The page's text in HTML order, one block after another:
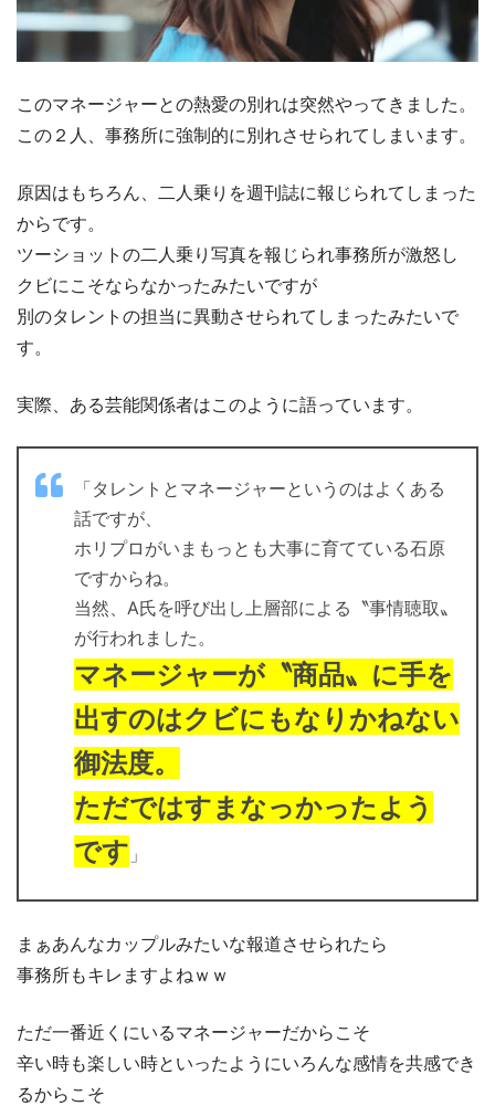
このマネージャーとの熱愛の別れは突然やってきました。
この２人、事務所に強制的に別れさせられてしまいます。
原因はもちろん、二人乗りを週刊誌に報じられてしまった
からです。
ツーショットの二人乗り写真を報じられ事務所が激怒し
クビにこそならなかったみたいですが
別のタレントの担当に異動させられてしまったみたいで
す。
実際、ある芸能関係者はこのように語っています。
「タレントとマネージャーというのはよくある
話ですが、
ホリプロがいまもっとも大事に育てている石原
ですからね。
当然、A氏を呼び出し上層部による〝事情聴取〟
が行われました。
マネージャーが〝商品〟に手を
出すのはクビにもなりかねない
御法度。
ただではすまなっかったよう
です 」
まぁあんなカップルみたいな報道させられたら
事務所もキレますよねｗｗ
ただ一番近くにいるマネージャーだからこそ
辛い時も楽しい時といったようにいろんな感情を共感でき
るからこそ